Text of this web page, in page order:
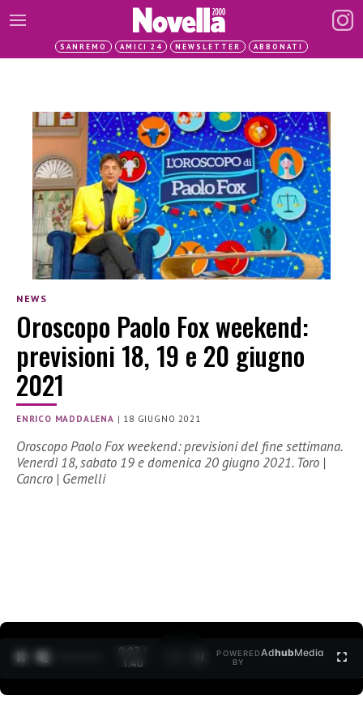
SANREMO AMICI 24 NEWSLETTER ABBONATI
NEWS
Oroscopo Paolo Fox weekend:
previsioni 18, 19 e 20 giugno
2021
ENRICO MADDALENA | 18 GIUGNO 2021
Oroscopo Paolo Fox weekend: previsioni del fine settimana.
Venerdì 18, sabato 19 e domenica 20 giugno 2021. Toro |
Cancro | Gemelli
0:27 /
1:40
POWERED
BY
AdhubMedia